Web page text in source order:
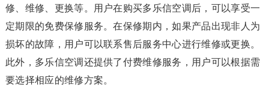
修、维修、更换等。用户在购买多乐信空调后，可以享受一
定期限的免费保修服务。在保修期内，如果产品出现非人为
损坏的故障，用户可以联系售后服务中心进行维修或更换。
此外，多乐信空调还提供了付费维修服务，用户可以根据需
要选择相应的维修方案。